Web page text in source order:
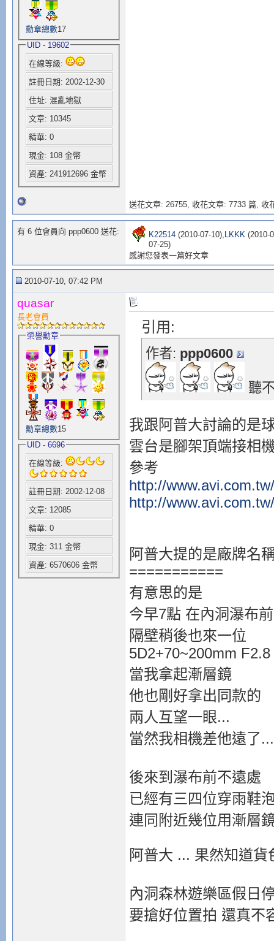
勳章總數17
UID - 19602
在線等級:
註冊日期: 2002-12-30
住址: 混亂地獄
文章: 10345
精華: 0
現金: 108 金幣
資產: 241912696 金幣
送花文章: 26755, 收花文章: 7733 篇, 收
有 6 位會員向 ppp0600 送花: K22514(2010-07-10), LKKK(2010-
07-25)
感謝您發表一篇好文章
2010-07-10, 07:42 PM
quasar
長老會員
榮譽勳章
勳章總數15
UID - 6696
在線等級:
註冊日期: 2002-12-08
文章: 12085
精華: 0
現金: 311 金幣
資產: 6570606 金幣
引用:
作者: ppp0600
聽
我跟阿普大討論的是
雲台是腳架頂端接相
參考
http://
http://
阿普大提的是廠牌名
===========
有意思的是
今早7點 在內洞瀑布
隔壁稍後也來一位
5D2+70~200mm F2.8
當我拿起漸層鏡
他也剛好拿出同款的
兩人互望一眼...
當然我相機差他遠了...
後來到瀑布前不遠處
已經有三四位穿雨鞋
連同附近幾位用漸層
阿普大 ... 果然知道
內洞森林遊樂區假日
要搶好位置拍 還真不